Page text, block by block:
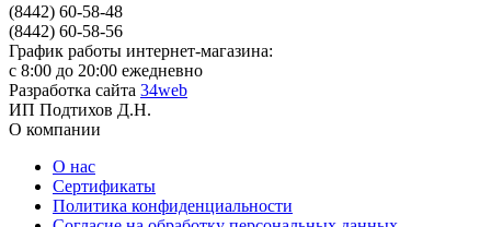
(8442) 60-58-48
(8442) 60-58-56
График работы интернет-магазина:
с 8:00 до 20:00 ежедневно
Разработка сайта 34web
ИП Подтихов Д.Н.
О компании
О нас
Сертификаты
Политика конфиденциальности